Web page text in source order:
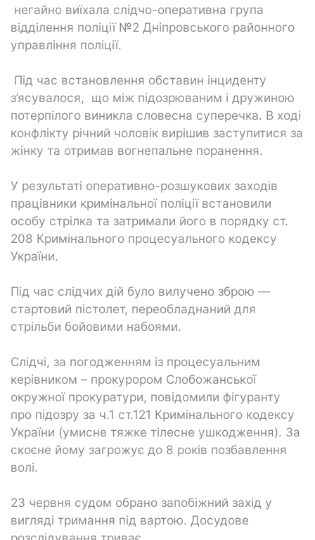
негайно виїхала слідчо-оперативна група
відділення поліції №2 Дніпровського районного
управління поліції.
Під час встановлення обставин інциденту
з’ясувалося, що між підозрюваним і дружиною
потерпілого виникла словесна суперечка. В ході
конфлікту річний чоловік вирішив заступитися за
жінку та отримав вогнепальне поранення.
У результаті оперативно-розшукових заходів
працівники кримінальної поліції встановили
особу стрілка та затримали його в порядку ст.
208 Кримінального процесуального кодексу
України.
Під час слідчих дій було вилучено зброю —
стартовий пістолет, переобладнаний для
стрільби бойовими набоями.
Слідчі, за погодженням із процесуальним
керівником – прокурором Слобожанської
окружної прокуратури, повідомили фігуранту
про підозру за ч.1 ст.121 Кримінального кодексу
України (умисне тяжке тілесне ушкодження). За
скоєне йому загрожує до 8 років позбавлення
волі.
23 червня судом обрано запобіжний захід у
вигляді тримання під вартою. Досудове